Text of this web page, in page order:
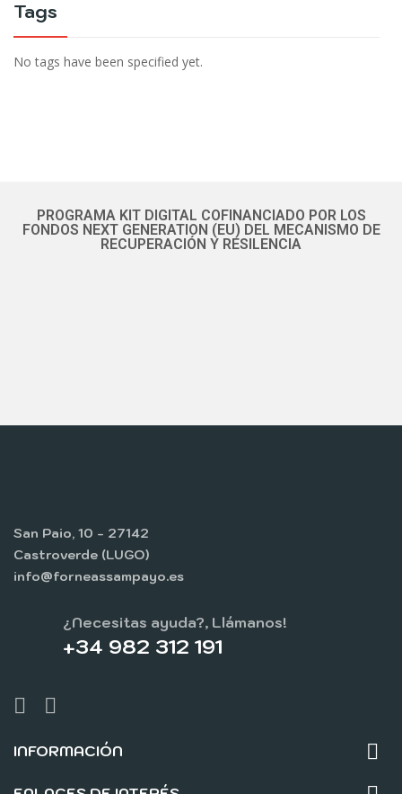
Tags
No tags have been specified yet.
PROGRAMA KIT DIGITAL COFINANCIADO POR LOS
FONDOS NEXT GENERATION (EU) DEL MECANISMO DE
RECUPERACIÓN Y RESILENCIA
San Paio, 10 - 27142
Castroverde (LUGO)
info@forneassampayo.es
¿Necesitas ayuda?, Llámanos!
+34 982 312 191
INFORMACIÓN 